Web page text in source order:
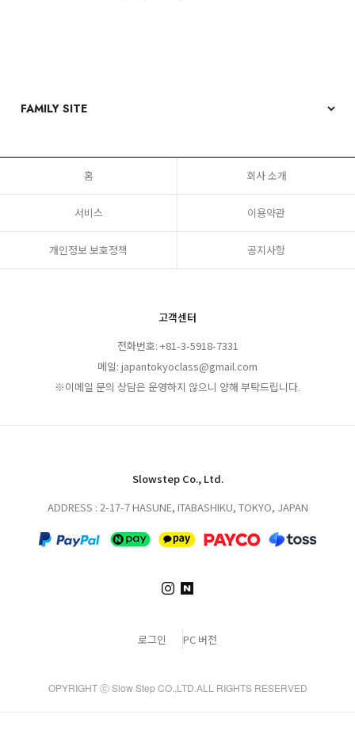
홈 회사 소개
서비스 이용약관
개인정보 보호정책 공지사항
고객센터
전화번호: +81-3-5918-7331
메일: japantokyoclass@gmail.com
※이메일 문의 상담은 운영하지 않으니 양해 부탁드립니다.
Slowstep Co., Ltd.
ADDRESS : 2-17-7 HASUNE, ITABASHIKU, TOKYO, JAPAN
로그인 PC 버전
OPYRIGHT ⓒ Slow Step CO.,LTD.ALL RIGHTS RESERVED